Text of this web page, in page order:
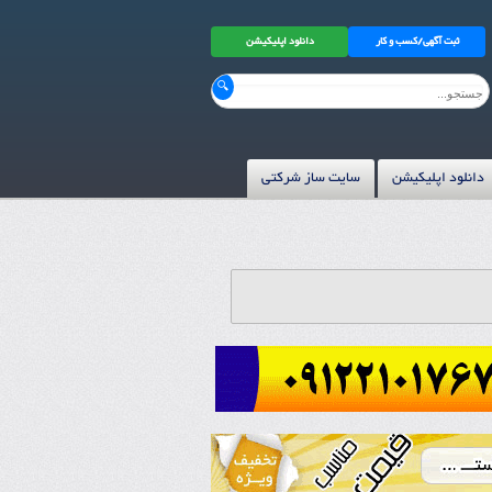
ثبت آگهی/کسب و کار دانلود اپلیکیشن
دانلود اپلیکیشن سایت ساز شرکتی